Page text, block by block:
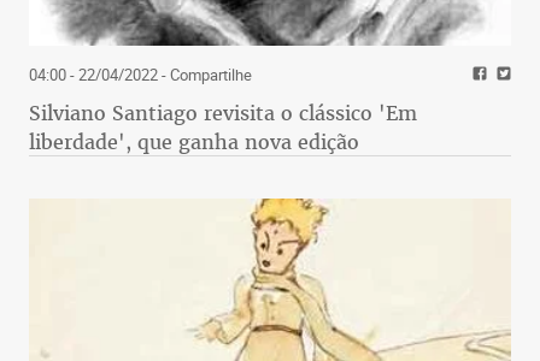
04:00 - 22/04/2022- Compartilhe
Silviano Santiago revisita o clássico 'Em
liberdade', que ganha nova edição